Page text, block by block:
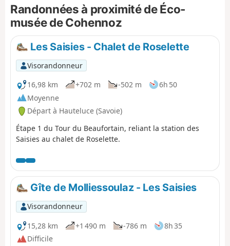
Cohennoz - un secteur où vous ne
croiserez pas grand monde (voire
personne).
Randonnées à proximité de Éco-
musée de Cohennoz
Les Saisies - Chalet de Roselette
Visorandonneur
16,98 km
+702 m -502 m
6h 50
Moyenne
Départ à Hauteluce (Savoie)
Étape 1 du Tour du Beaufortain, reliant la station des
Saisies au chalet de Roselette.
Gîte de Molliessoulaz - Les Saisies
Visorandonneur
15,28 km
+1 490 m -786 m
8h 35
Difficile